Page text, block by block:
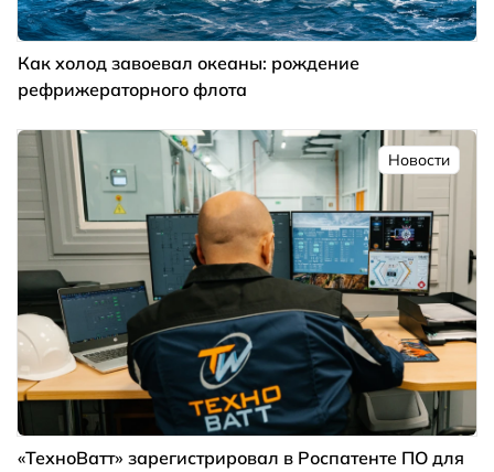
Как холод завоевал океаны: рождение
рефрижераторного флота
Новости
«ТехноВатт» зарегистрировал в Роспатенте ПО для